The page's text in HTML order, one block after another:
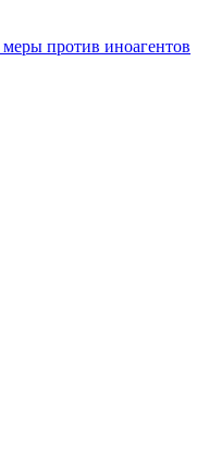
против иноагентов